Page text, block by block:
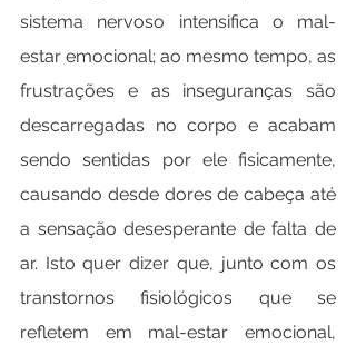
sistema nervoso intensifica o mal-
estar emocional; ao mesmo tempo, as
frustrações e as inseguranças são
descarregadas no corpo e acabam
sendo sentidas por ele fisicamente,
causando desde dores de cabeça até
a sensação desesperante de falta de
ar. Isto quer dizer que, junto com os
transtornos fisiológicos que se
refletem em mal-estar emocional,